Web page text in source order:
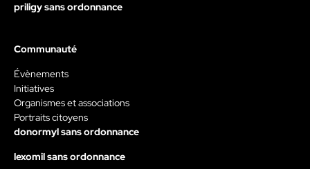
priligy sans ordonnance
Communauté
Évènements
Initiatives
Organismes et associations
Portraits citoyens
donormyl sans ordonnance
lexomil sans ordonnance